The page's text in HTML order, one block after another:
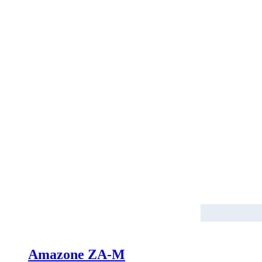
Amazone ZA-M